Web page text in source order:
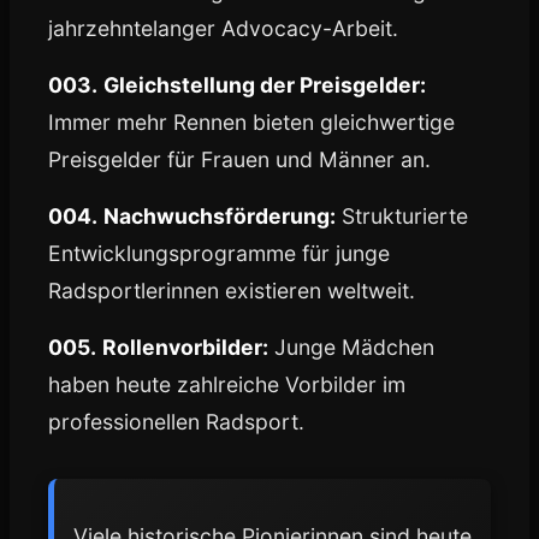
jahrzehntelanger Advocacy-Arbeit.
003. Gleichstellung der Preisgelder:
Immer mehr Rennen bieten gleichwertige
Preisgelder für Frauen und Männer an.
004. Nachwuchsförderung: Strukturierte
Entwicklungsprogramme für junge
Radsportlerinnen existieren weltweit.
005. Rollenvorbilder: Junge Mädchen
haben heute zahlreiche Vorbilder im
professionellen Radsport.